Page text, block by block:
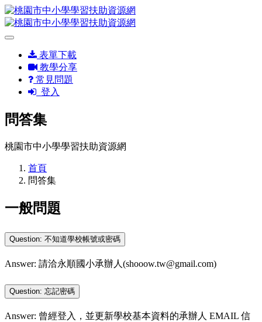
表單下載
教學分享
常見問題
登入
問答集
桃園市中小學學習扶助資源網
首頁
問答集
一般問題
Question: 不知道學校帳號或密碼
Answer: 請洽永順國小承辦人(shooow.tw@gmail.com)
Question: 忘記密碼
Answer: 曾經登入，並更新學校基本資料的承辦人 EMAIL 信